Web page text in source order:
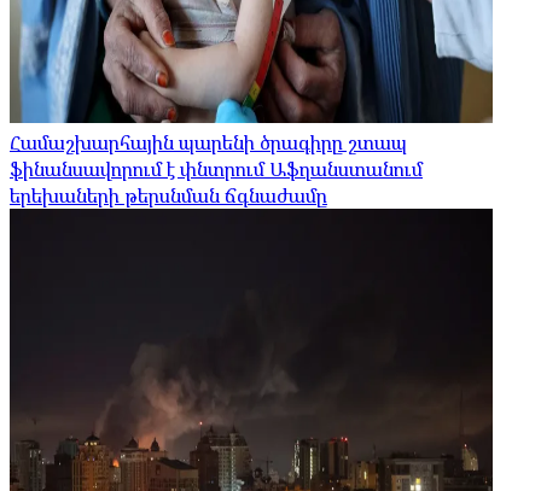
Համաշխարհային պարենի ծրագիրը շտապ
ֆինանսավորում է փնտրում Աֆղանստանում
երեխաների թերսնման ճգնաժամը